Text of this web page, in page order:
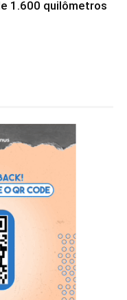
1.600 quilômetros